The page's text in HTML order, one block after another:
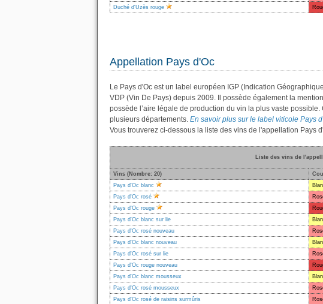
Duché d'Uzès rouge
Appellation Pays d'Oc
Le Pays d'Oc est un label européen IGP (Indication
VDP (Vin De Pays) depuis 2009. Il possède également la mention
possède l’aire légale de production du vin la plus vaste
plusieurs départements. En savoir plus sur le label viticole Pays
Vous trouverez ci-dessous la liste des vins de l'appellation Pays
Liste des vins de
Vins (Nombre: 20)
Pays d'Oc blanc
Pays d'Oc rosé
Pays d'Oc rouge
Pays d'Oc blanc sur lie
Pays d'Oc rosé nouveau
Pays d'Oc blanc nouveau
Pays d'Oc rosé sur lie
Pays d'Oc rouge nouveau
Pays d'Oc blanc mousseux
Pays d'Oc rosé mousseux
Pays d'Oc rosé de raisins surmûris